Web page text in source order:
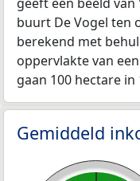
buurt De Vogel ten
berekend met
oppervlakte van
gaan 100 hectare in
Gemiddeld